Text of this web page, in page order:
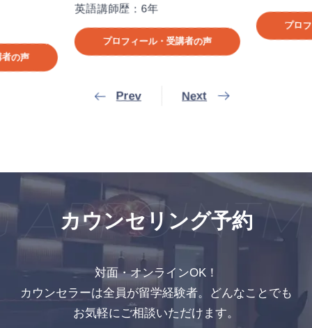
の声
英語講師歴：6年
プロフィール・受講者の声
プロ
Prev Next
カウンセリング予約
対面・オンラインOK！
カウンセラーは全員が留学経験者。どんなことでも
お気軽にご相談いただけます。